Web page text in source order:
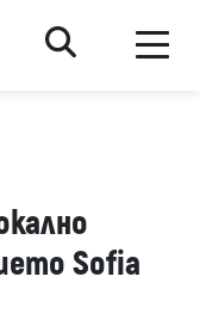
Sofia